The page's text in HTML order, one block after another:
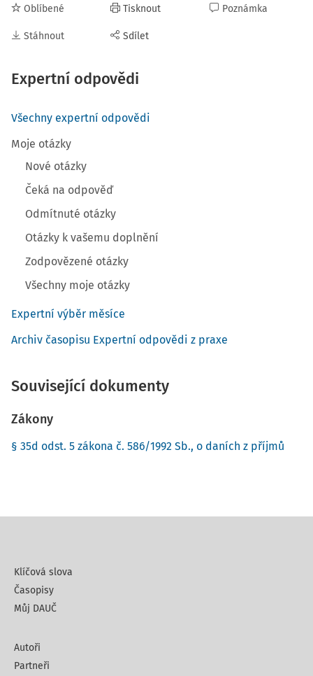
Oblíbené
Stáhnout
Tisknout
Sdílet
Poznámka
Expertní odpovědi
Všechny expertní odpovědi
Moje otázky
Nové otázky
Čeká na odpověď
Odmítnuté otázky
Otázky k vašemu doplnění
Zodpovězené otázky
Všechny moje otázky
Expertní výběr měsíce
Archiv časopisu Expertní odpovědi z praxe
Související dokumenty
Zákony
§ 35d odst. 5 zákona č. 586/1992 Sb., o daních z příjmů
Klíčová slova
Časopisy
Můj DAUČ
Autoři
Partneři